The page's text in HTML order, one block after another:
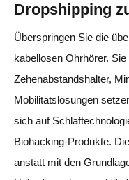
Dropshipping
Überspringen Sie die
kabellosen Ohrhörer.
Zehenabstandshalter,
Mobilitätslösungen
sich auf
Biohacking-Produkte.
anstatt mit den